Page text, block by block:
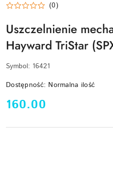
(0)
Uszczelnienie
Hayward TriStar
Symbol: 16421
Dostępność: Normalna ilość
cena:
160.00